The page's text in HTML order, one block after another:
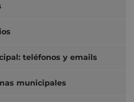
teléfonos y emails
municipales